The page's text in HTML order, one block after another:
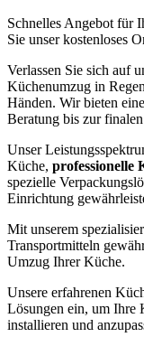
Schnelles Angebot für
Sie unser kostenloses
Verlassen Sie sich auf
Küchenumzug in
Händen. Wir bieten
Beratung bis zur
Unser
Küche, professionelle
spezielle
Einrichtung
Mit unserem
Transportmitteln
Umzug Ihrer Küche.
Unsere erfahrenen
Lösungen ein, um Ihre
installieren und